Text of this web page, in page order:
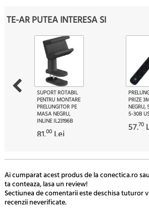
TE-AR PUTEA INTERESA SI
SUPORT ROTABIL
PENTRU MONTARE
PRELUNGITOR PE
MASA NEGRU,
INLINE IL23196B
81.00 Lei
PRIZE
NEGRU,
5-30B
57.70
Ai cumparat acest produs de la conectica.ro
ta conteaza, lasa un review!
Sectiunea de comentarii este deschisa tuturor
recenzii neverificate.